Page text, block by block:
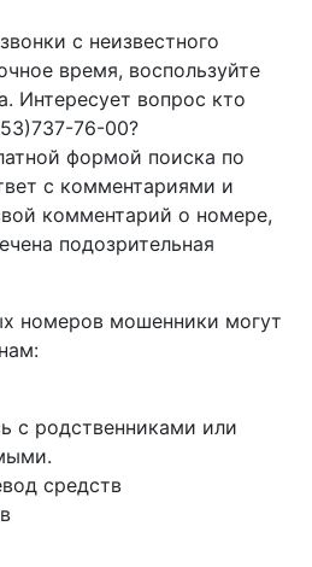
с неизвестного
время, воспользуйте
Интересует вопрос кто
76-00?
формой поиска по
с комментариями и
комментарий о номере,
подозрительная
номеров мошенники могут
с родственниками или
средств